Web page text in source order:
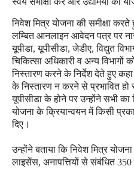
निवेश मित्र योजना की समीक्षा करते
लम्बित आनलाइन आवेदन पत्र पर
यूपीडा, यूपीसीडा, जेडीए, विद्युत
चिकित्सा अधिकारी व अन्य
निस्तारण करने के निर्देश देते हुए
के निस्तारण न करने से प्रभावित
यूपीसीडा के होने पर उन्होंने सभी
योजना के क्रियान्वयन में किसी
दिए।
उन्होंने बताया कि निवेश मित्र
लाइसेंस, अनापत्तियों से संबंधित